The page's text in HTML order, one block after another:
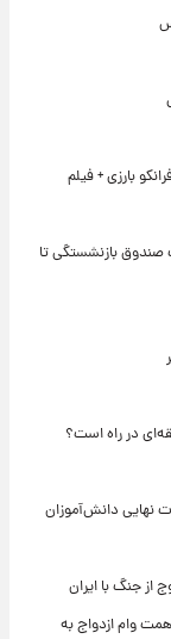
بارزی + فیلم
بازنشستگی تا
در راه است؟
نهایی دانش‌آموزان
از جنگ با ایران
در چهار ماه نخست ۱۴۰۵ رقم خورد؛ پرداخت بیش از ۸ همت وام ازدواج به